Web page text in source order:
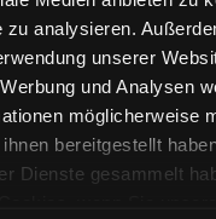
zu analysieren.
unserer
und Analysen
möglicherweise
bereitgestellt
Dienste gesammelt